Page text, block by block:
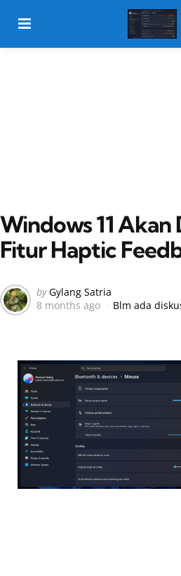
Windows 11
Fitur Haptic
Posted
by
by Gylang Satria
8 months ago
Blm ada